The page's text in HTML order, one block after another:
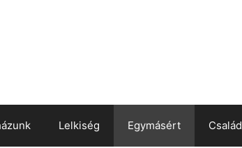
Lelkiség Egymásért Család